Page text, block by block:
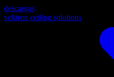
descargas
vektron ceiling solutions